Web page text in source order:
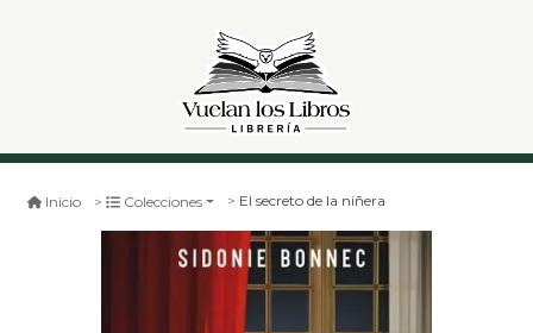
Inicio Colecciones El secreto de la niñera